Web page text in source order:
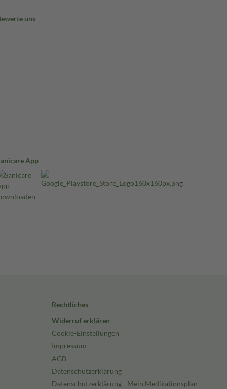
uns
App
Rechtliches
Widerruf erklären
Cookie-Einstellungen
Impressum
AGB
Datenschutzerklärung
Datenschutzerklärung - Mein Medikationsplan